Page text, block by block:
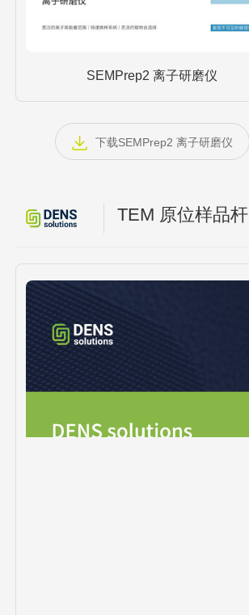
SEMPrep2 离子研磨仪
下载SEMPrep2 离子研磨仪
TEM 原位样品杆